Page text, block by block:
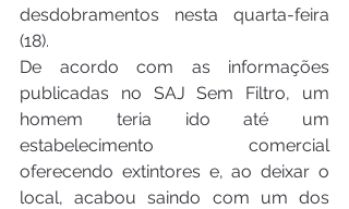
desdobramentos nesta quarta-feira
(18).
De acordo com as informações
publicadas no SAJ Sem Filtro, um
homem teria ido até um
estabelecimento comercial
oferecendo extintores e, ao deixar o
local, acabou saindo com um dos